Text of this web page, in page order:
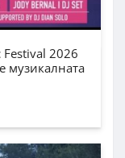
Festival 2026
музикалната